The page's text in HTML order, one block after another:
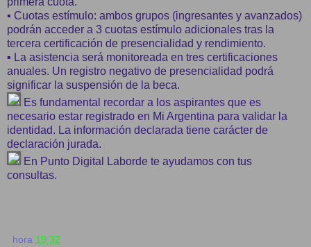
▪︎ Cuotas estímulo: ambos grupos (ingresantes y avanzados)
podrán acceder a 3 cuotas estímulo adicionales tras la
tercera certificación de presencialidad y rendimiento.
▪︎ La asistencia será monitoreada en tres certificaciones
anuales. Un registro negativo de presencialidad podrá
significar la suspensión de la beca.
Es fundamental recordar a los aspirantes que es
necesario estar registrado en Mi Argentina para validar la
identidad. La información declarada tiene carácter de
declaración jurada.
En Punto Digital Laborde te ayudamos con tus
consultas.
hora 19:32